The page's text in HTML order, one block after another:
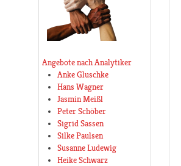
Angebote nach Analytiker
Anke Gluschke
Hans Wagner
Jasmin Meißl
Peter Schöber
Sigrid Sassen
Silke Paulsen
Susanne Ludewig
Heike Schwarz